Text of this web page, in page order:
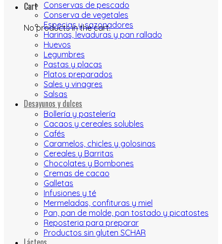
Cart
No products in the cart.
Conservas de pescado
Conserva de vegetales
Especias y sazonadores
Harinas, levaduras y pan rallado
Huevos
Legumbres
Pastas y placas
Platos preparados
Sales y vinagres
Salsas
Desayunos y dulces
Bollería y pastelería
Cacaos y cereales solubles
Cafés
Caramelos, chicles y golosinas
Cereales y Barritas
Chocolates y Bombones
Cremas de cacao
Galletas
Infusiones y té
Mermeladas, confituras y miel
Pan, pan de molde, pan tostado y picatostes
Reposteria para preparar
Productos sin gluten SCHAR